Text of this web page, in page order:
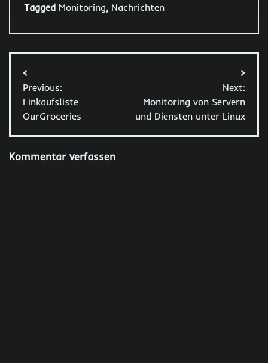
Tagged Monitoring, Nachrichten
Beitragsnavigation
Previous:
Einkaufsliste
OurGroceries
Next:
Monitoring von Servern
und Diensten unter Linux
Kommentar verfassen